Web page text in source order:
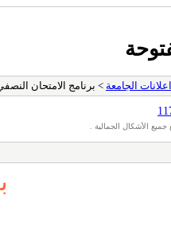
اعلانات الجامعة > برنامج الامتحان النصفي
جميع الأشكال الجمالية .